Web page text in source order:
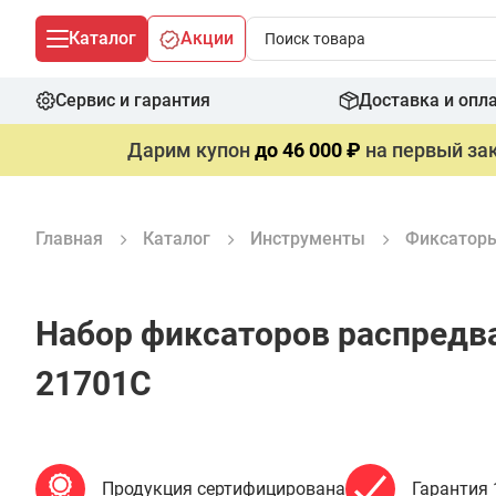
Каталог Акции
Сервис и гарантия Доставка и
Дарим купондо 46 000 ₽ на первый
Главная Каталог Инструменты
Набор фиксаторов
21701C
Продукция сертифицирована Гарантия